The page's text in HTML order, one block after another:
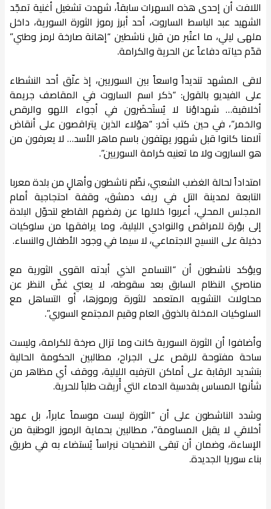
اللافت أن إحدى هذه السهرات سابقاً، شهدت تشغيل أغنية تمجّد
الشهيد عبد الباسط الساروت، أحد أبرز رموز الثورة السورية، داخل
ملهى ليلي، ما اعتُبر من قبل ناشطين “إهانة صارخة لرمز وطني”
قدّم حياته دفاعاً عن الحرية والكرامة.
لاقى المشهد تنديداً واسعاً بين السوريين، إذ علّق أحد النشطاء
على الفيديو بالقول: “ذكر اسم الساروت في المقاصف جريمة
أخلاقية… شهداؤنا لا يُستَحضَرون في أجواء اللهو والرقص
والخمر”، في حين كتب آخر: “هؤلاء الذين يتراقصون على أنقاض
آلامنا كانوا قبل شهور يهتفون باسم ماهر الأسد… لا يعرفون من
هو الساروت ولا ما تعنيه كرامة السوريين”.
امتداداً لحالة الغضب الشعبي، نظّم ناشطون وأهالٍ من بلدة معربا
التابعة لمدينة التل في ريف دمشق، وقفة احتجاجية أمام
المجلس المحلي، أعربوا خلالها عن رفضهم القاطع لتحوّل البلدة
إلى بؤرة للمراقص والنوادي الليلية، وما يرافقها من سلوكيات
دخيلة على النسيج الاجتماعي، لا سيما في وجود الأطفال والنساء.
ويؤكد ناشطون أن “التسامح الذي أبدته القوى الثورية مع
مناصري النظام السابق بعد سقوطه، لا يعني غضّ النظر عن
محاولات التشويه المتعمد للثورة ورموزها، أو التساهل مع
السلوكيات المخلة بالذوق العام وقيم المجتمع السوري”.
وأضافوا أن الثورة السورية كانت وما تزال صرخة للكرامة، وليست
ساحة مفتوحة للرقص على الجراح، مطالبين الحكومة الحالية
بتشديد الرقابة على أماكن الترفيه الليلية، ووقف أي مظاهر من
شأنها المساس بقدسية الدماء التي أُريقت طلباً للحرية.
وشدد الناشطون على أن “الثورة ليست موسماً عابراً، بل عهد
أخلاقي لا يقبل المساومة”، مطالبين بحماية الرموز الوطنية من
الإساءة، وضمان أن تبقى التضحيات نبراساً يُستضاء به في طريق
بناء سوريا الجديدة.